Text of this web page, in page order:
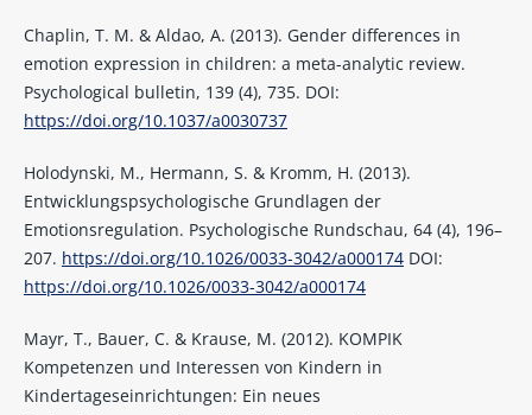
Chaplin, T. M. & Aldao, A. (2013). Gender differences in
emotion expression in children: a meta-analytic review.
Psychological bulletin, 139 (4), 735. DOI:
https://doi.org/10.1037/a0030737
Holodynski, M., Hermann, S. & Kromm, H. (2013).
Entwicklungspsychologische Grundlagen der
Emotionsregulation. Psychologische Rundschau, 64 (4), 196–
207. https://doi.org/10.1026/0033-3042/a000174DOI:
https://doi.org/10.1026/0033-3042/a000174
Mayr, T., Bauer, C. & Krause, M. (2012). KOMPIK
Kompetenzen und Interessen von Kindern in
Kindertageseinrichtungen: Ein neues